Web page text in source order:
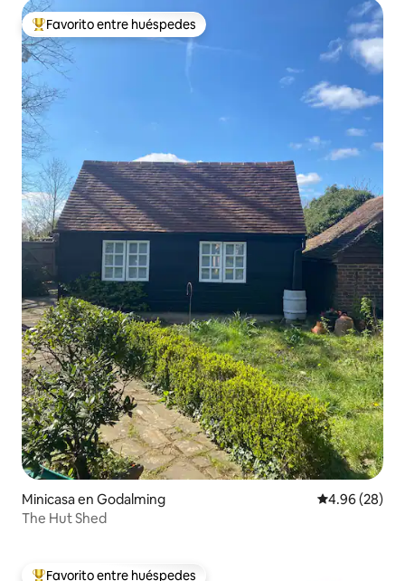
De los mejores en Favorito entre huéspedes
Favorito entre huéspedes
Minicasa en Godalming Calificación
4.96 (28)
The Hut Shed
Favorito entre huéspedes